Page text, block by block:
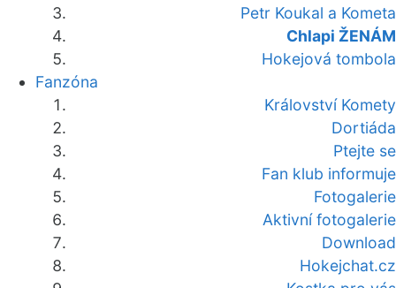
Petr Koukal a Kometa
Chlapi ŽENÁM
Hokejová tombola
Fanzóna
Království Komety
Dortiáda
Ptejte se
Fan klub informuje
Fotogalerie
Aktivní fotogalerie
Download
Hokejchat.cz